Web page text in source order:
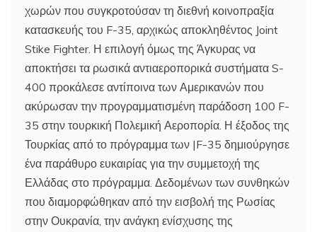
χωρών που συγκροτούσαν τη διεθνή κοινοπραξία
κατασκευής του F-35, αρχικώς αποκληθέντος Joint
Stike Fighter. Η επιλογή όμως της Άγκυρας να
αποκτήσει τα ρωσικά αντιαεροπορικά συστήματα S-
400 προκάλεσε αντίποινα των Αμερικανών που
ακύρωσαν την προγραμματισμένη παράδοση 100 F-
35 στην τουρκική Πολεμική Αεροπορία. Η έξοδος της
Τουρκίας από το πρόγραμμα των |F-35 δημιούργησε
ένα παράθυρο ευκαιρίας για την συμμετοχή της
Ελλάδας στο πρόγραμμα. Δεδομένων των συνθηκών
που διαμορφώθηκαν από την εισβολή της Ρωσίας
στην Ουκρανία, την ανάγκη ενίσχυσης της